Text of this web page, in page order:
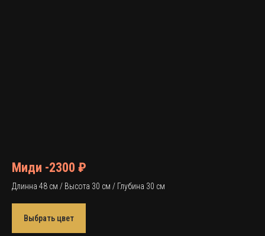
Миди -2300 ₽
Длинна 48 см / Высота 30 см / Глубина 30 см
Выбрать цвет